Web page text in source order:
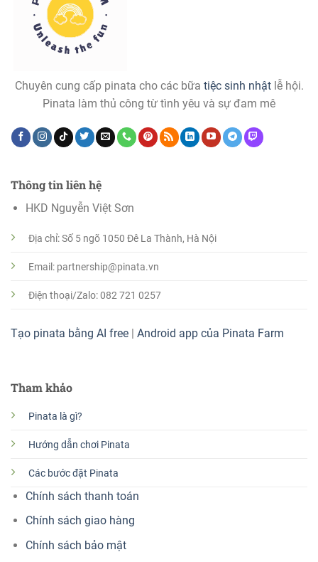
Chuyên cung cấp pinata cho các bữa tiệc sinh nhậtlễ hội.
Pinata làm thủ công từ tình yêu và sự đam mê
Tham khảo
Pinata là gì?
Hướng dẫn chơi Pinata
Các bước đặt Pinata
Chính sách thanh toán
Chính sách giao hàng
Chính sách bảo mật
Thông tin liên hệ
HKD Nguyễn Việt Sơn
Địa chỉ: Số 5 ngõ 1050 Đê La Thành, Hà Nội
Email: partnership@pinata.vn
Điện thoại/Zalo: 082 721 0257
Tạo pinata bằng AI free | Android app của Pinata Farm